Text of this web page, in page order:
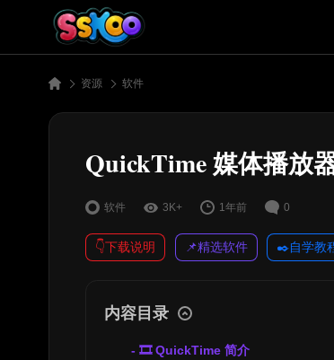
资源 软件
QuickTime 媒体播放
软件 3K+ 1年前 0
👇下载说明 📌精选软件 ✒️自学教
内容目录
🎞️ QuickTime 简介